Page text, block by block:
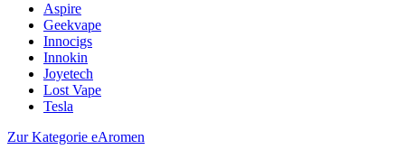
Aspire
Geekvape
Innocigs
Innokin
Joyetech
Lost Vape
Tesla
Zur Kategorie eAromen